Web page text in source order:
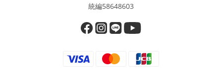
統編58648603